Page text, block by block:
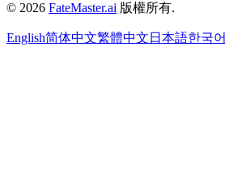
© 2026 FateMaster.ai 版權所有.
English简体中文繁體中文 日本語한국어